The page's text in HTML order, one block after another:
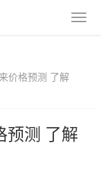
价格预测 了解
预测 了解